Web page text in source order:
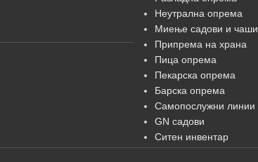
Неутрална опрема
Миење садови и чаши
Припрема на храна
Пица опрема
Пекарска опрема
Барска опрема
Самопослужни линии
GN садови
Ситен инвентар